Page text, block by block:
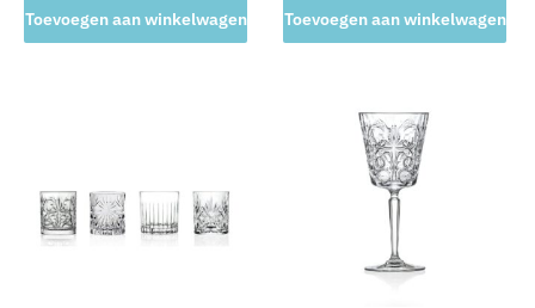
Toevoegen aan winkelwagen Toevoegen aan winkelwagen